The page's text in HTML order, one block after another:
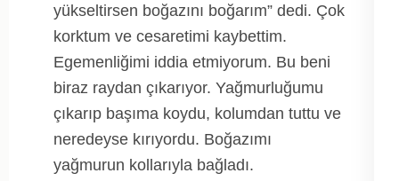
yükseltirsen boğazını boğarım” dedi. Çok
korktum ve cesaretimi kaybettim.
Egemenliğimi iddia etmiyorum. Bu beni
biraz raydan çıkarıyor. Yağmurluğumu
çıkarıp başıma koydu, kolumdan tuttu ve
neredeyse kırıyordu. Boğazımı
yağmurun kollarıyla bağladı.